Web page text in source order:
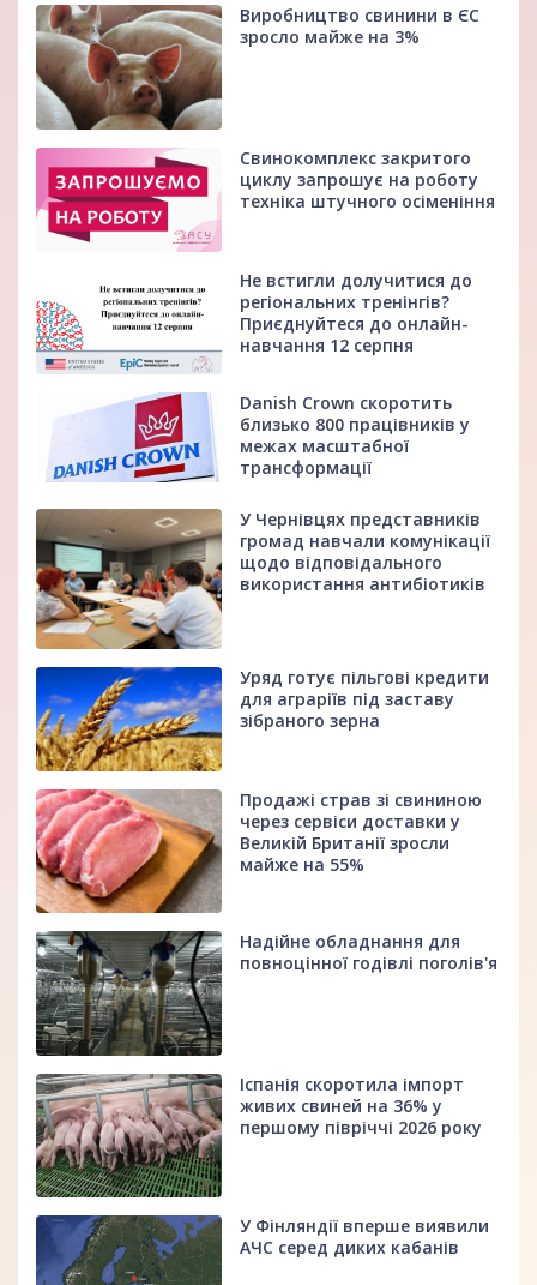
Виробництво свинини в ЄС
зросло майже на 3%
Свинокомплекс закритого
циклу запрошує на роботу
техніка штучного осіменіння
Не встигли долучитися до
регіональних тренінгів?
Приєднуйтеся до онлайн-
навчання 12 серпня
Danish Crown скоротить
близько 800 працівників у
межах масштабної
трансформації
У Чернівцях представників
громад навчали комунікації
щодо відповідального
використання антибіотиків
Уряд готує пільгові кредити
для аграріїв під заставу
зібраного зерна
Продажі страв зі свининою
через сервіси доставки у
Великій Британії зросли
майже на 55%
Надійне обладнання для
повноцінної годівлі поголів'я
Іспанія скоротила імпорт
живих свиней на 36% у
першому півріччі 2026 року
У Фінляндії вперше виявили
АЧС серед диких кабанів